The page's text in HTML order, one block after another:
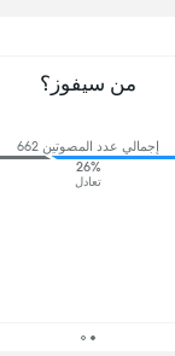
من سيفوز؟
إجمالي عدد المصوتين 662
26%
تعادل